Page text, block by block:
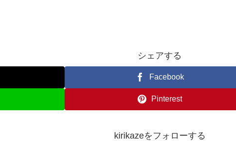
シェアする
Facebook
Pinterest
kirikazeをフォローする